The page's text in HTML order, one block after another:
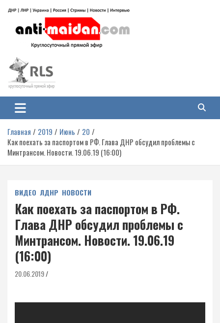
содержимому
Антимайдан: Гражданская война
на Украине
гражданской войне на Украине, включая события в Новороссии, ДНР,
ЛНР и других регионах.
Главная 2019 Июнь
20
Как поехать за паспортом в РФ. Глава ДНР обсудил проблемы с
Минтрансом. Новости. 19.06.19 (16:00)
ВИДЕО ЛДНР НОВОСТИ
Как поехать за паспортом в РФ.
Глава ДНР обсудил проблемы с
Минтрансом. Новости. 19.06.19
(16:00)
20.06.2019